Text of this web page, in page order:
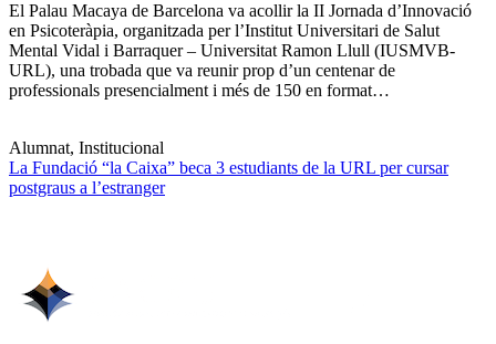
El Palau Macaya de Barcelona va acollir la II Jornada d’Innovació
en Psicoteràpia, organitzada per l’Institut Universitari de Salut
Mental Vidal i Barraquer – Universitat Ramon Llull (IUSMVB-
URL), una trobada que va reunir prop d’un centenar de
professionals presencialment i més de 150 en format…
Alumnat, Institucional
La Fundació “la Caixa” beca 3 estudiants de la URL per cursar
postgraus a l’estranger